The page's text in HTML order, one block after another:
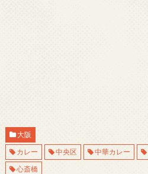
大阪
カレー
中央区 中華カレー
心斎橋